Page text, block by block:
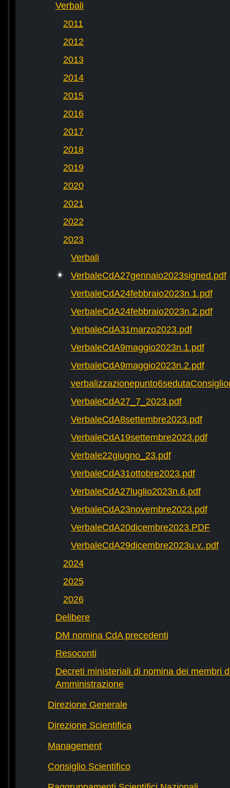
Verbali
2011
2012
2013
2014
2015
2016
2017
2018
2019
2020
2021
2022
2023
Verbali
VerbaleCdA27gennaio2023signed.pdf
VerbaleCdA24febbraio2023n.1.pdf
VerbaleCdA24febbraio2023n.2.pdf
VerbaleCdA31marzo2023.pdf
VerbaleCdA9maggio2023n.1.pdf
VerbaleCdA9maggio2023n.2.pdf
VerbaleCdA27_7_2023.pdf
VerbaleCdA8settembre2023.pdf
VerbaleCdA19settembre2023.pdf
Verbale22giugno_23.pdf
VerbaleCdA31ottobre2023.pdf
VerbaleCdA27luglio2023n.6.pdf
VerbaleCdA23novembre2023.pdf
VerbaleCdA20dicembre2023.PDF
VerbaleCdA29dicembre2023u.v..pdf
2024
2025
2026
Delibere
DM nomina CdA precedenti
Resoconti
Decreti ministeriali di nomina dei membri
Amministrazione
Direzione Generale
Direzione Scientifica
Management
Consiglio Scientifico